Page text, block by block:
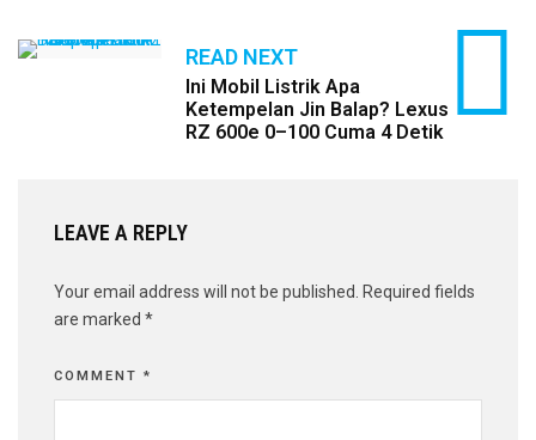
READ NEXT
Ini Mobil Listrik Apa
Ketempelan Jin Balap? Lexus
RZ 600e 0–100 Cuma 4 Detik
LEAVE A REPLY
Your email address will not be published.
Required fields
are marked *
COMMENT *